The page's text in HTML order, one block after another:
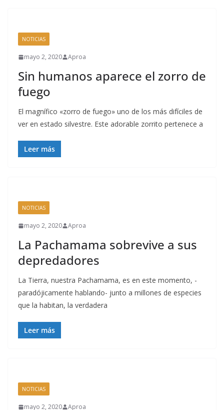
NOTICIAS
mayo 2, 2020 Aproa
Sin humanos aparece el zorro de
fuego
El magnífico «zorro de fuego» uno de los más difíciles de
ver en estado silvestre. Este adorable zorrito pertenece a
Leer más
NOTICIAS
mayo 2, 2020 Aproa
La Pachamama sobrevive a sus
depredadores
La Tierra, nuestra Pachamama, es en este momento, -
paradójicamente hablando- junto a millones de especies
que la habitan, la verdadera
Leer más
NOTICIAS
mayo 2, 2020 Aproa